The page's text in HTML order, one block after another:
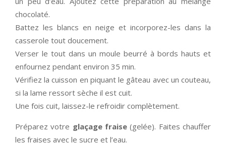
chocolaté.
Battez les blancs en neige et incorporez-les dans la
casserole tout doucement.
Verser le tout dans un moule beurré à bords hauts et
enfournez pendant environ 35 min.
Vérifiez la cuisson en piquant le gâteau avec un couteau,
si la lame ressort sèche il est cuit.
Une fois cuit, laissez-le refroidir complètement.
Préparez votre glaçage fraise (gelée). Faites chauffer
les fraises avec le sucre et l’eau.